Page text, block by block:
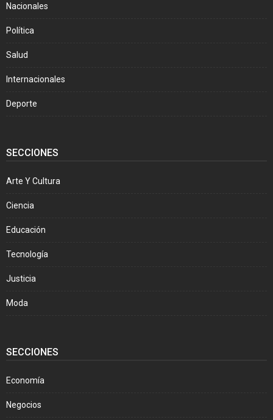
Nacionales
Política
Salud
Internacionales
Deporte
SECCIONES
Arte Y Cultura
Ciencia
Educación
Tecnología
Justicia
Moda
SECCIONES
Economía
Negocios